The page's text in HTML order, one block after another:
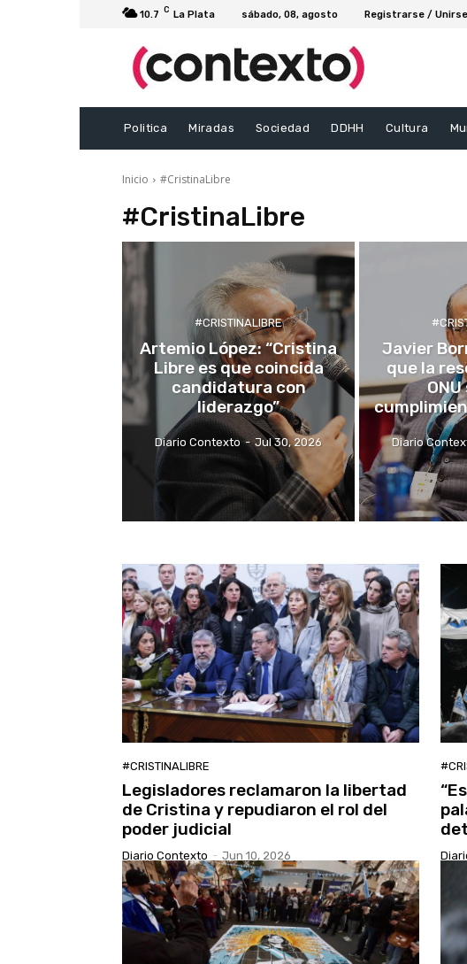
10.7 C La Plata sábado, 08, agosto Registrarse / Unirse
Politica Miradas Sociedad DDHH Cultura
Inicio #CristinaLibre
#CristinaLibre
#CRISTINALIBRE
Artemio López: “Cristina
Libre es que coincida
candidatura con
liderazgo”
Diario Contexto - Jul 30, 2026
Javier
que la
Diario
#CRISTINALIBRE
Legisladores reclamaron la libertad
de Cristina y repudiaron el rol del
poder judicial
Diario Contexto - Jun 10, 2026